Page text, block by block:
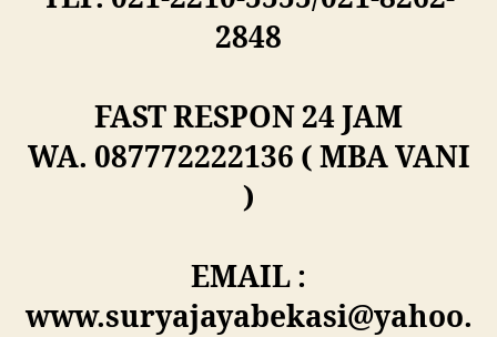
2848
FAST RESPON 24 JAM
WA. 087772222136 ( MBA VANI
)
EMAIL :
www.suryajayabekasi@yahoo.